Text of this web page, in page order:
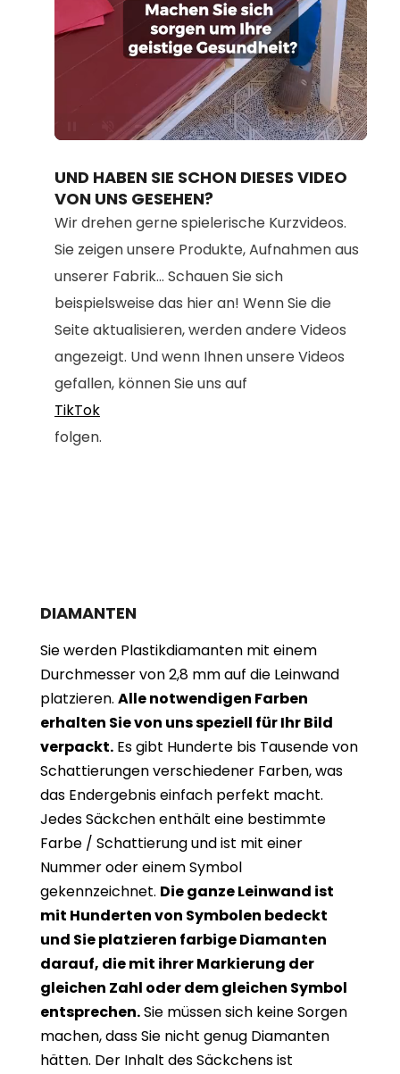
Unmute Loaded:
100.00%
UND HABEN SIE SCHON DIESES VIDEO
VON UNS GESEHEN?
Wir drehen gerne spielerische Kurzvideos.
Sie zeigen unsere Produkte, Aufnahmen aus
unserer Fabrik... Schauen Sie sich
beispielsweise das hier an! Wenn Sie die
Seite aktualisieren, werden andere Videos
angezeigt. Und wenn Ihnen unsere Videos
gefallen, können Sie uns auf
TikTok
folgen.
DIAMANTEN
Sie werden Plastikdiamanten mit einem
Durchmesser von 2,8 mm auf die Leinwand
platzieren. Alle notwendigen Farben
erhalten Sie von uns speziell für Ihr Bild
verpackt. Es gibt Hunderte bis Tausende von
Schattierungen verschiedener Farben, was
das Endergebnis einfach perfekt macht.
Jedes Säckchen enthält eine bestimmte
Farbe / Schattierung und ist mit einer
Nummer oder einem Symbol
gekennzeichnet. Die ganze Leinwand ist
mit Hunderten von Symbolen bedeckt
und Sie platzieren farbige Diamanten
darauf, die mit ihrer Markierung der
gleichen Zahl oder dem gleichen Symbol
entsprechen.Sie müssen sich keine Sorgen
machen, dass Sie nicht genug Diamanten
hätten. Der Inhalt des Säckchens ist